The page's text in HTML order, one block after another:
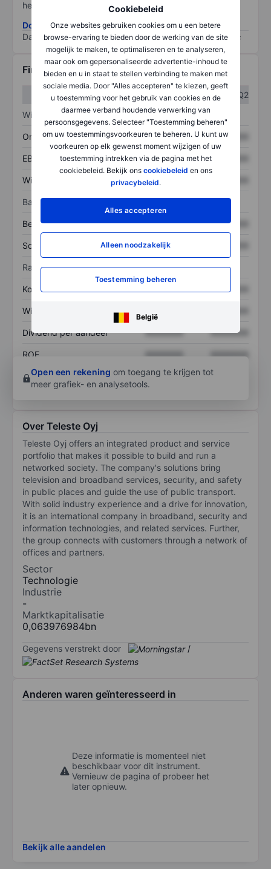
Cookiebeleid
Onze websites gebruiken cookies om u een betere
browse-ervaring te bieden door de werking van de site
mogelijk te maken, te optimaliseren en te analyseren,
maar ook om gepersonaliseerde advertentie-inhoud te
bieden en u in staat te stellen verbinding te maken met
sociale media. Door "Alles accepteren" te kiezen, geeft
u toestemming voor het gebruik van cookies en de
daarmee verband houdende verwerking van
persoonsgegevens. Selecteer "Toestemming beheren"
om uw toestemmingsvoorkeuren te beheren. U kunt uw
voorkeuren op elk gewenst moment wijzigen of uw
toestemming intrekken via de pagina met het
cookiebeleid. Bekijk ons cookiebeleid en ons
privacybeleid.
Alles accepteren
Alleen noodzakelijk
Toestemming beheren
België
het grootste risico).
Download de ESG-risicomethodologie
Data provided by
/
Financiële gegevens
Q1
Q2
Winst/verlies
Omzet XXXXXXX XXXXXXX
EBITDA XXXXXXX XXXXXXX
Winst XXXXXXX
Balans
Bezittingen XXXXXXX XXXXXXX
Schulden XXXXXXX
Ratio's
Koers/omzetratio XXXXXXX
Winst per aandeel
Dividend per aandeel XXXXXXX XXXXXXX
ROE XXXXXXX
XXXXXXX
Open een rekening om toegang te krijgen tot
meer grafiek- en analysetools.
Over Teleste Oyj
Teleste Oyj offers an integrated product and service
portfolio that makes it possible to build and run a
networked society. The company's solutions bring
television and broadband services, security, and safety
in public places and guide the use of public transport.
With solid industry experience and a drive for innovation,
it is an international company in broadband, security and
information technologies, and related services. Further,
the group connects with customers through a network of
offices and partners.
Sector
Technologie
Industrie
-
Marktkapitalisatie
0,063976984bn
Gegevens verstrekt door /
Anderen waren geïnteresseerd in
Deze informatie is momenteel niet
beschikbaar voor dit instrument.
Vernieuw de pagina of probeer het
later opnieuw.
Bekijk alle aandelen